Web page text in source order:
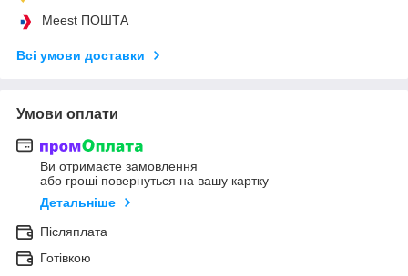
Meest ПОШТА
Всі умови доставки
Умови оплати
Ви отримаєте замовлення
або гроші повернуться на вашу картку
Детальніше
Післяплата
Готівкою